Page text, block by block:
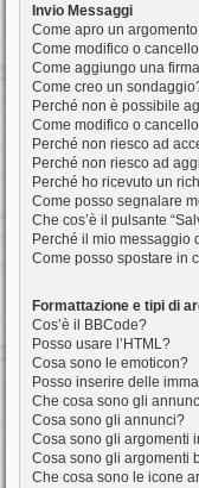
Invio Messaggi
Come apro un
Come modifico o
Come aggiungo una
Come creo un
Perché non è possibile
Come modifico o
Perché non riesco ad
Perché non riesco ad
Perché ho ricevuto un
Come posso segnalare
Che cos’è il pulsante
Perché il mio messaggio
Come posso spostare in
Formattazione e tipi di
Cos’è il BBCode?
Posso usare l’HTML?
Cosa sono le emoticon?
Posso inserire delle
Che cosa sono gli
Cosa sono gli annunci?
Cosa sono gli argomenti
Cosa sono gli argomenti
Che cosa sono le icone